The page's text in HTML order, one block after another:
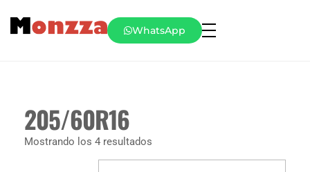
WhatsApp
205/60R16
Mostrando los 4 resultados